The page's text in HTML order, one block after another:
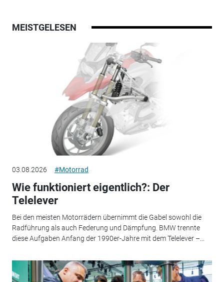
MEISTGELESEN
03.08.2026 #Motorrad
Wie funktioniert eigentlich?: Der
Telelever
Bei den meisten Motorrädern übernimmt die Gabel sowohl die
Radführung als auch Federung und Dämpfung. BMW trennte
diese Aufgaben Anfang der 1990er-Jahre mit dem Telelever –...